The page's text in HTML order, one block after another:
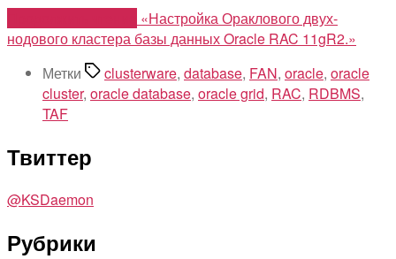
«Настройка Ораклового двух-
нодового кластера базы данных Oracle RAC 11gR2.»
Метки
clusterware, database, FAN, oracle, oracle
cluster, oracle database, oracle grid, RAC, RDBMS,
TAF
Твиттер
@KSDaemon
Рубрики